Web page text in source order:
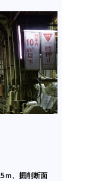
ｍ、掘削断面